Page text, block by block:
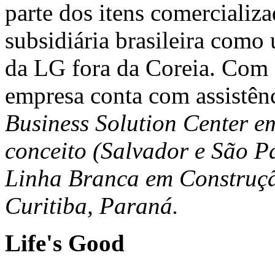
parte dos itens
subsidiária brasileira como
da LG fora da Coreia.
empresa conta com
Business Solution Center
conceito (Salvador e São
Linha Branca em
Curitiba, Paraná.
Life's Good